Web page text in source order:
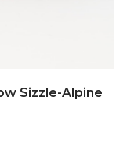
Sizzle-Alpine